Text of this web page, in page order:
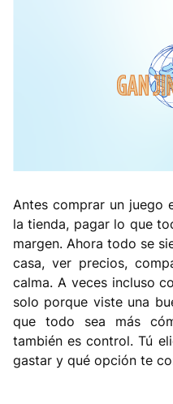
Antes comprar un juego
la tienda, pagar lo que
margen. Ahora todo se
casa, ver precios,
calma. A veces incluso
solo porque viste una
que todo sea más
también es control. Tú
gastar y qué opción te